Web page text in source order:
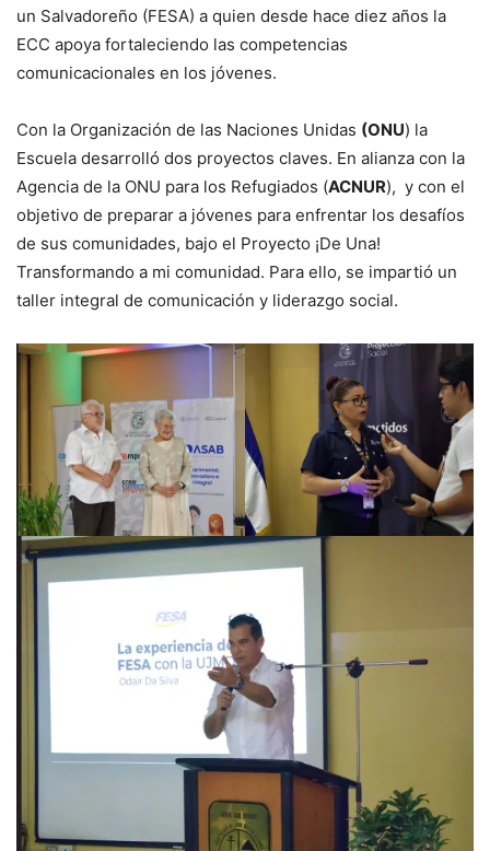
un Salvadoreño (FESA) a quien desde hace diez años la
ECC apoya fortaleciendo las competencias
comunicacionales en los jóvenes.
Con la Organización de las Naciones Unidas (ONU) la
Escuela desarrolló dos proyectos claves. En alianza con la
Agencia de la ONU para los Refugiados (ACNUR), y con el
objetivo de preparar a jóvenes para enfrentar los desafíos
de sus comunidades, bajo el Proyecto ¡De Una!
Transformando a mi comunidad. Para ello, se impartió un
taller integral de comunicación y liderazgo social.